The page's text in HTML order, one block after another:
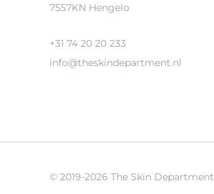
7557KN Hengelo
+31 74 20 20 233
info@theskindepartment.nl
© 2019-2026 The Skin Department